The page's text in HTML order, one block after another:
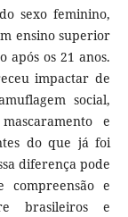
sexo feminino,
ensino superior
após os 21 anos.
impactar de
social,
e
do que já foi
diferença pode
e
brasileiros e